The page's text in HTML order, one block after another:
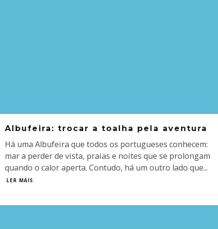
Albufeira: trocar a toalha pela aventura
Há uma Albufeira que todos os portugueses conhecem:
mar a perder de vista, praias e noites que se prolongam
quando o calor aperta. Contudo, há um outro lado que...
LER MAIS